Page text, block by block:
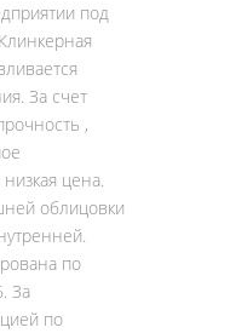
под
За счет
,
цена.
облицовки
по
За
по